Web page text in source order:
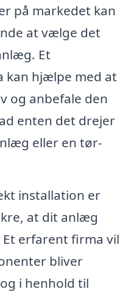
på markedet kan
at vælge det
Et
kan hjælpe med at
og anbefale den
enten det drejer
eller en tør-
installation er
at dit anlæg
erfarent firma vil
bliver
i henhold til